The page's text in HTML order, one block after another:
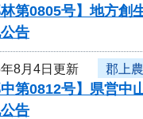
林第0805号】地方
告
8月4日更新 郡上
中第0812号】県営
告